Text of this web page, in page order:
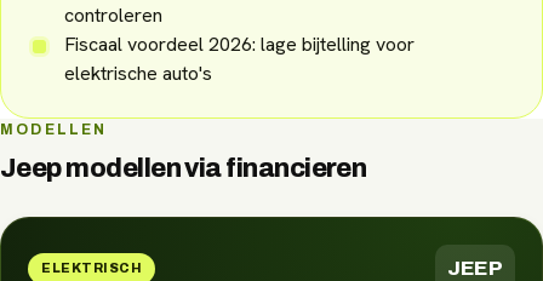
controleren
Fiscaal voordeel 2026: lage bijtelling voor
elektrische auto's
MODELLEN
Jeepmodellen viafinancieren
ELEKTRISCH JEEP